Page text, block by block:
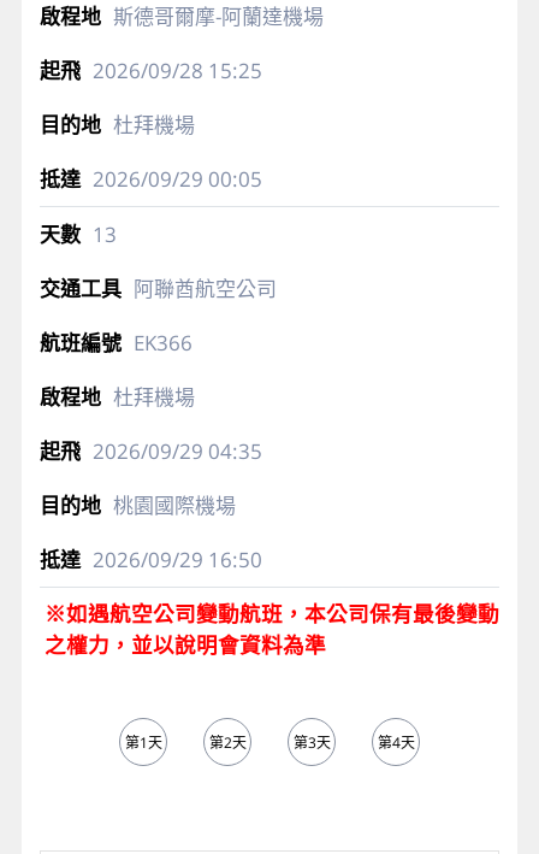
斯德哥爾摩-阿蘭達機場
2026/09/28 15:25
杜拜機場
2026/09/29 00:05
13
阿聯酋航空公司
EK366
杜拜機場
2026/09/29 04:35
桃園國際機場
2026/09/29 16:50
※如遇航空公司變動航班，本公司保有最後變動
之權力，並以說明會資料為準
第1天 第2天 第3天 第4天